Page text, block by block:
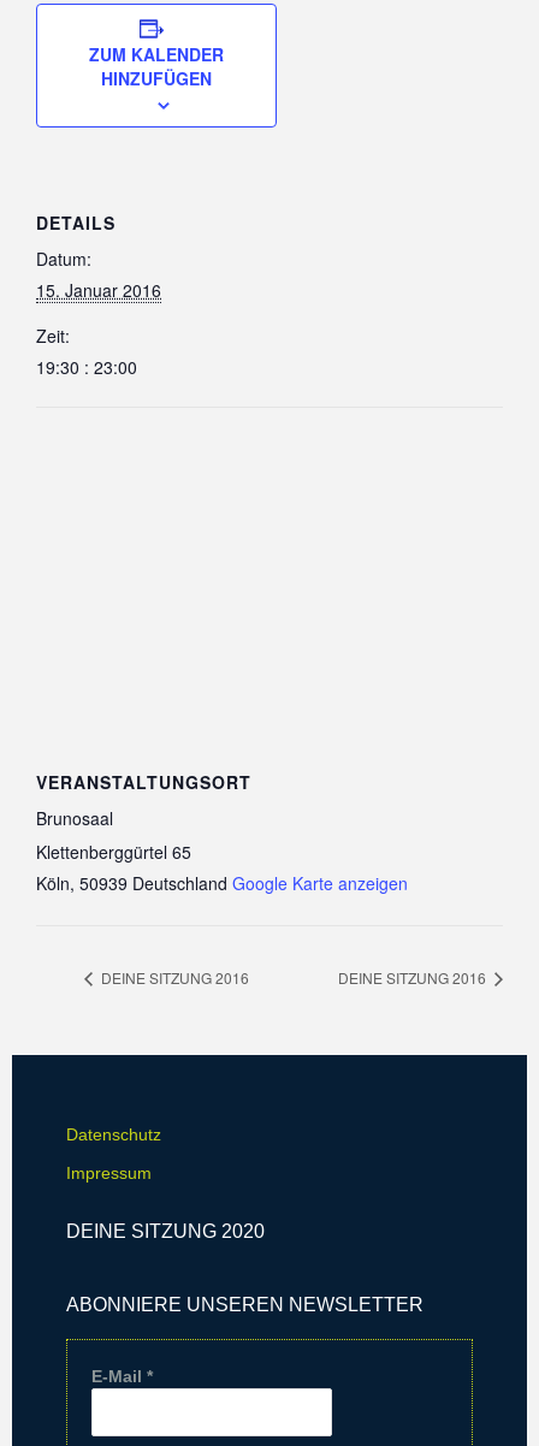
ZUM KALENDER
HINZUFÜGEN
DETAILS
Datum:
15. Januar 2016
Zeit:
19:30 : 23:00
VERANSTALTUNGSORT
Brunosaal
Klettenberggürtel 65
Köln, 50939 Deutschland Google Karte anzeigen
DEINE SITZUNG 2016 DEINE SITZUNG 2016
Datenschutz
Impressum
DEINE SITZUNG 2020
ABONNIERE UNSEREN NEWSLETTER
E-Mail *